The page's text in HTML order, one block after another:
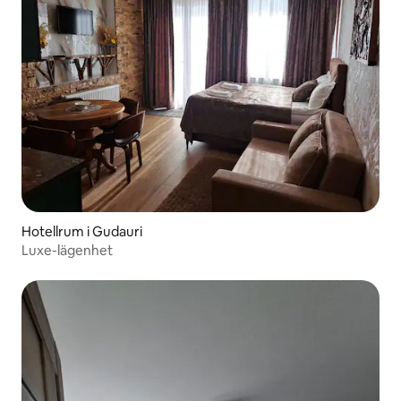
Hotellrum i Gudauri
Luxe-lägenhet